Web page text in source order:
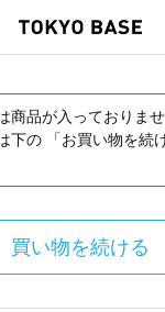
品が入っておりませ
下の 「お買い物を続
買い物を続ける